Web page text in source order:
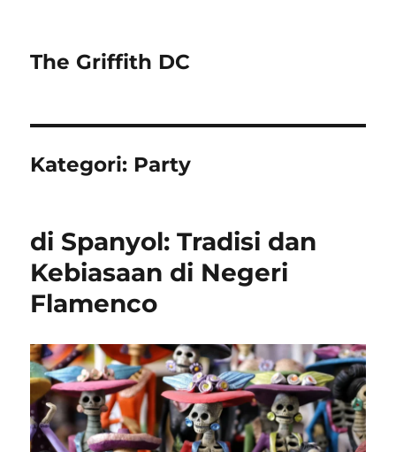
The Griffith DC
Kategori: Party
di Spanyol: Tradisi dan
Kebiasaan di Negeri
Flamenco